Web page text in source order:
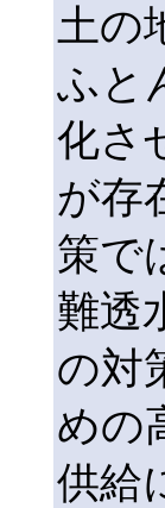
土の
ふと
化さ
が存
策で
難透
の対
めの
供給